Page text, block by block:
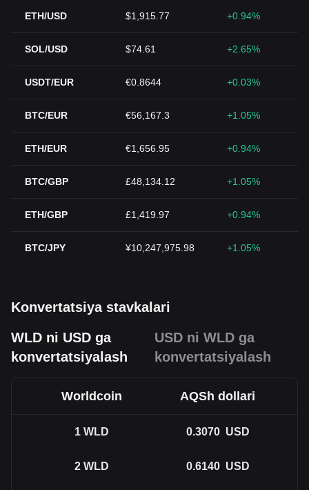
ETH/USD $1,915.77 +0.94%
SOL/USD $74.61 +2.65%
USDT/EUR €0.8644 +0.03%
BTC/EUR €56,167.3 +1.05%
ETH/EUR €1,656.95 +0.94%
BTC/GBP £48,134.12 +1.05%
ETH/GBP £1,419.97 +0.94%
BTC/JPY ¥10,247,975.98 +1.05%
Konvertatsiya stavkalari
WLD ni USD ga
konvertatsiyalash
USD ni WLD ga
konvertatsiyalash
Worldcoin AQSh dollari
1 WLD 0.3070 USD
2 WLD 0.6140 USD